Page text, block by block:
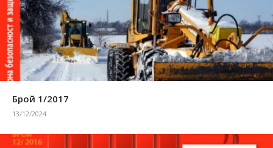
Брой 1/2017
13/12/2024